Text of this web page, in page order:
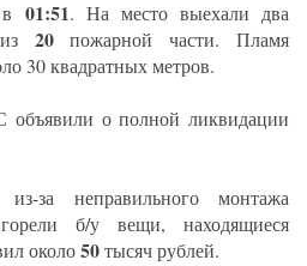
01:51. На место выехали два
20пожарной части. Пламя
30 квадратных метров.
объявили о полной ликвидации
за неправильного монтажа
б/у вещи, находящиеся
около50тысяч рублей.